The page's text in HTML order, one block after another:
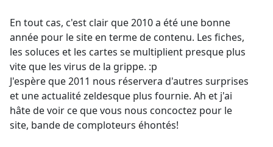
En tout cas, c'est clair que 2010 a été une bonne
année pour le site en terme de contenu. Les fiches,
les soluces et les cartes se multiplient presque plus
vite que les virus de la grippe. :p
J'espère que 2011 nous réservera d'autres surprises
et une actualité zeldesque plus fournie. Ah et j'ai
hâte de voir ce que vous nous concoctez pour le
site, bande de comploteurs éhontés!